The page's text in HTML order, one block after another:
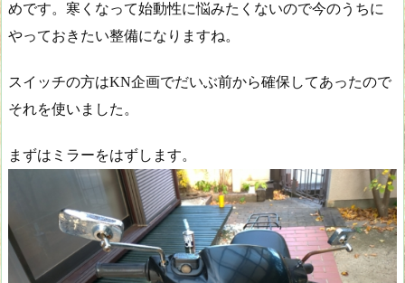
めです。寒くなって始動性に悩みたくないので今のうちに
やっておきたい整備になりますね。
スイッチの方はKN企画でだいぶ前から確保してあったので
それを使いました。
まずはミラーをはずします。